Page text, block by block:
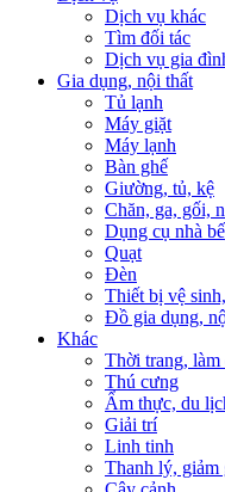
Dịch vụ khác
Tìm đối tác
Dịch vụ gia
Gia dụng, nội thất
Tủ lạnh
Máy giặt
Máy lạnh
Bàn ghế
Giường, tủ, kệ
Chăn, ga, gối,
Dụng cụ nhà
Quạt
Đèn
Thiết bị vệ
Đồ gia dụng,
Khác
Thời trang, làm
Thú cưng
Ẩm thực, du
Giải trí
Linh tinh
Thanh lý, giảm